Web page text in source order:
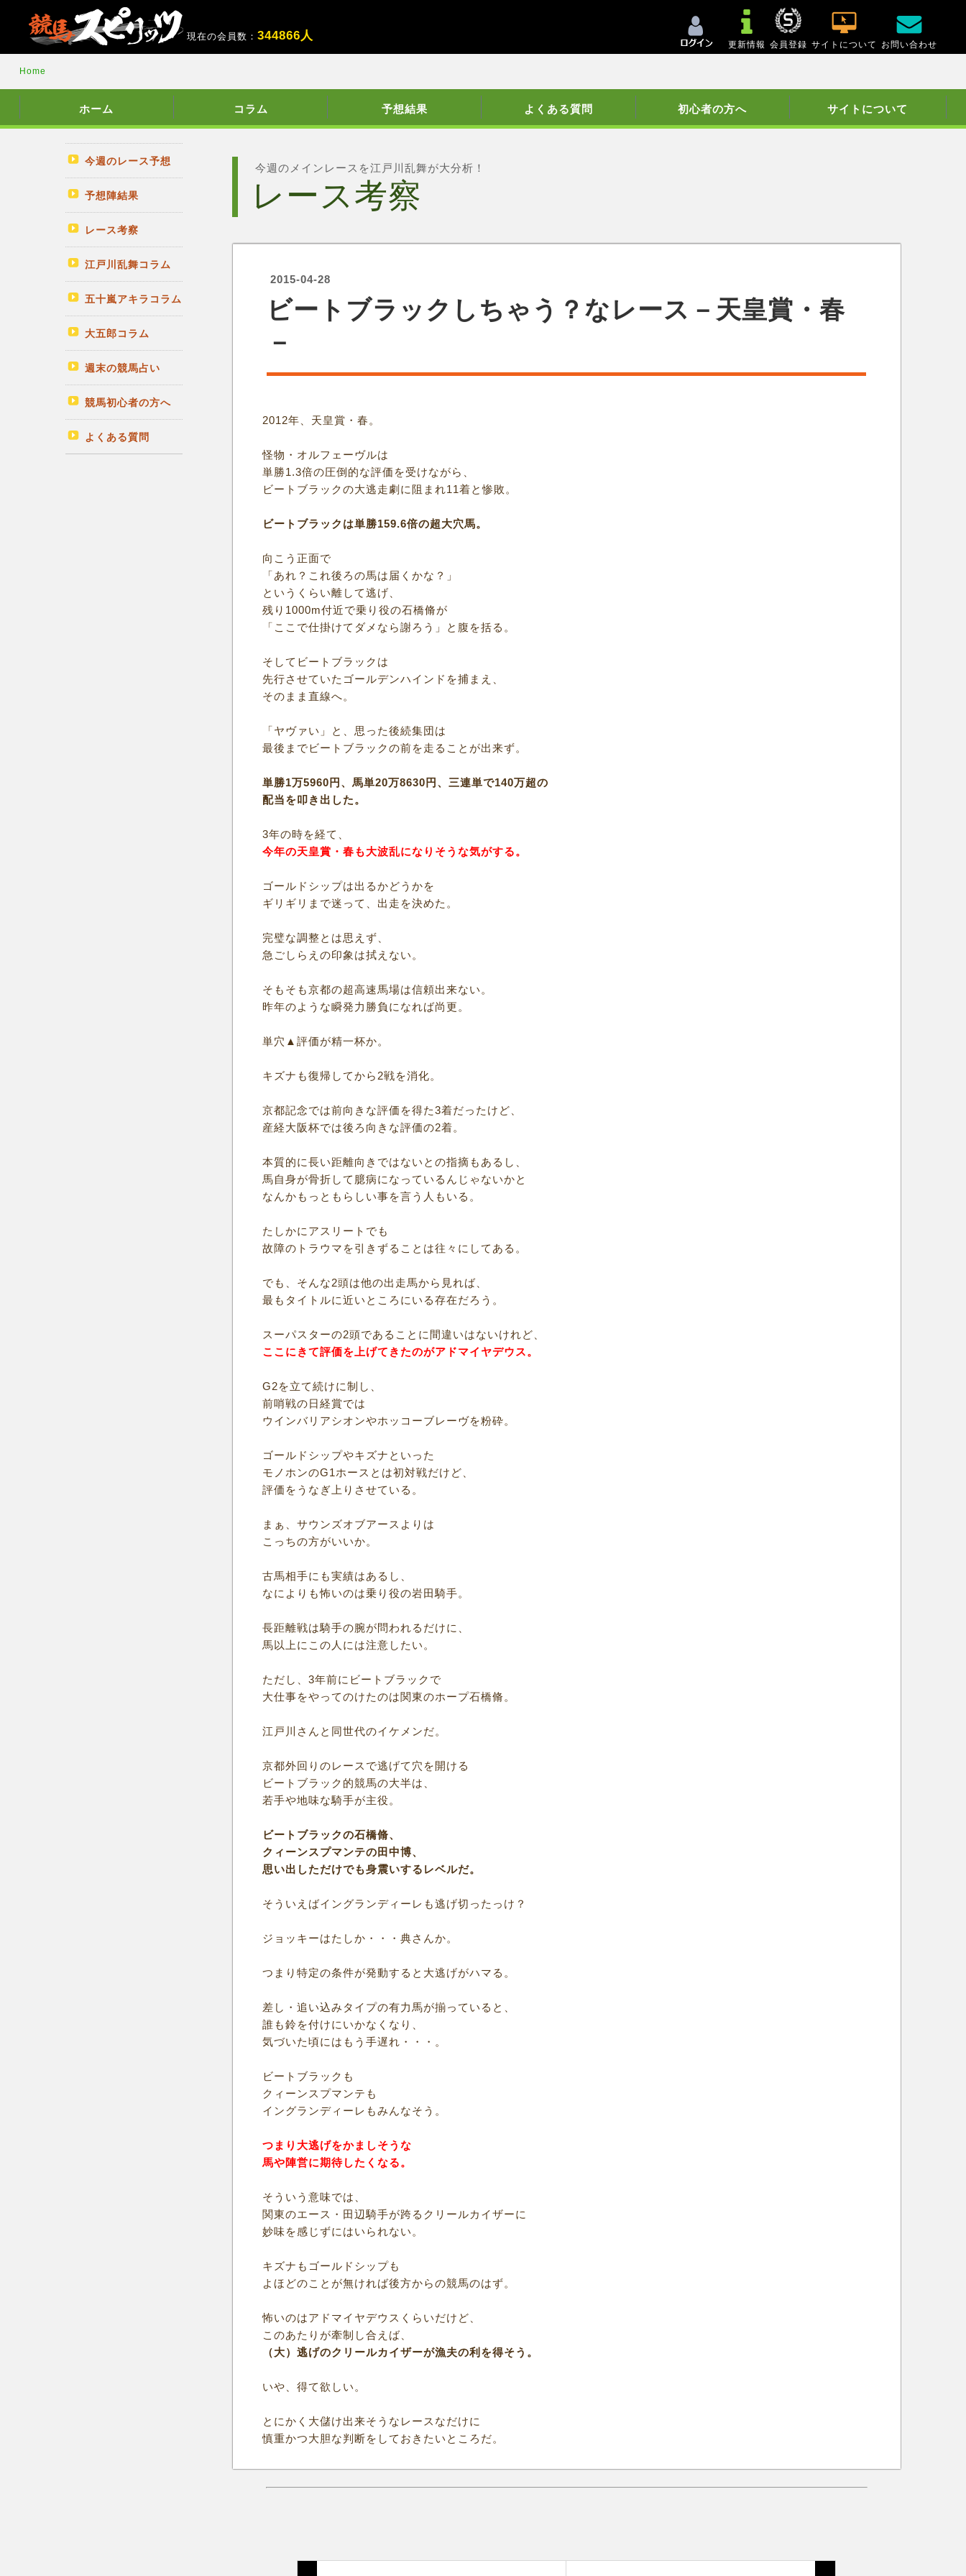
現在の会員数：344866人
更新情報 会員登録 サイトについて お問い合わせ
Home
ホーム コラム 予想結果 よくある質問 初心者の方へ サイトについて
今週のレース予想
予想陣結果
レース考察
江戸川乱舞コラム
五十嵐アキラコラム
大五郎コラム
週末の競馬占い
競馬初心者の方へ
よくある質問
今週のメインレースを江戸川乱舞が大分析！
レース考察
2015-04-28
ビートブラックしちゃう？なレース－天皇賞・春
－
2012年、天皇賞・春。
怪物・オルフェーヴルは
単勝1.3倍の圧倒的な評価を受けながら、
ビートブラックの大逃走劇に阻まれ11着と惨敗。
ビートブラックは単勝159.6倍の超大穴馬。
向こう正面で
「あれ？これ後ろの馬は届くかな？」
というくらい離して逃げ、
残り1000m付近で乗り役の石橋脩が
「ここで仕掛けてダメなら謝ろう」と腹を括る。
そしてビートブラックは
先行させていたゴールデンハインドを捕まえ、
そのまま直線へ。
「ヤヴァい」と、思った後続集団は
最後までビートブラックの前を走ることが出来ず。
単勝1万5960円、馬単20万8630円、三連単で140万超の
配当を叩き出した。
3年の時を経て、
今年の天皇賞・春も大波乱になりそうな気がする。
ゴールドシップは出るかどうかを
ギリギリまで迷って、出走を決めた。
完璧な調整とは思えず、
急ごしらえの印象は拭えない。
そもそも京都の超高速馬場は信頼出来ない。
昨年のような瞬発力勝負になれば尚更。
単穴▲評価が精一杯か。
キズナも復帰してから2戦を消化。
京都記念では前向きな評価を得た3着だったけど、
産経大阪杯では後ろ向きな評価の2着。
本質的に長い距離向きではないとの指摘もあるし、
馬自身が骨折して臆病になっているんじゃないかと
なんかもっともらしい事を言う人もいる。
たしかにアスリートでも
故障のトラウマを引きずることは往々にしてある。
でも、そんな2頭は他の出走馬から見れば、
最もタイトルに近いところにいる存在だろう。
スーパスターの2頭であることに間違いはないけれど、
ここにきて評価を上げてきたのがアドマイヤデウス。
G2を立て続けに制し、
前哨戦の日経賞では
ウインバリアシオンやホッコーブレーヴを粉砕。
ゴールドシップやキズナといった
モノホンのG1ホースとは初対戦だけど、
評価をうなぎ上りさせている。
まぁ、サウンズオブアースよりは
こっちの方がいいか。
古馬相手にも実績はあるし、
なによりも怖いのは乗り役の岩田騎手。
長距離戦は騎手の腕が問われるだけに、
馬以上にこの人には注意したい。
ただし、3年前にビートブラックで
大仕事をやってのけたのは関東のホープ石橋脩。
江戸川さんと同世代のイケメンだ。
京都外回りのレースで逃げて穴を開ける
ビートブラック的競馬の大半は、
若手や地味な騎手が主役。
ビートブラックの石橋脩、
クィーンスプマンテの田中博、
思い出しただけでも身震いするレベルだ。
そういえばイングランディーレも逃げ切ったっけ？
ジョッキーはたしか・・・典さんか。
つまり特定の条件が発動すると大逃げがハマる。
差し・追い込みタイプの有力馬が揃っていると、
誰も鈴を付けにいかなくなり、
気づいた頃にはもう手遅れ・・・。
ビートブラックも
クィーンスプマンテも
イングランディーレもみんなそう。
つまり大逃げをかましそうな
馬や陣営に期待したくなる。
そういう意味では、
関東のエース・田辺騎手が跨るクリールカイザーに
妙味を感じずにはいられない。
キズナもゴールドシップも
よほどのことが無ければ後方からの競馬のはず。
怖いのはアドマイヤデウスくらいだけど、
このあたりが牽制し合えば、
（大）逃げのクリールカイザーが漁夫の利を得そう。
いや、得て欲しい。
とにかく大儲け出来そうなレースなだけに
慎重かつ大胆な判断をしておきたいところだ。